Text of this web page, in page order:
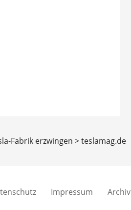
Fabrik erzwingen > teslamag.de
Impressum Archiv